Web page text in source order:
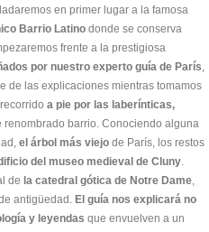
en primer lugar a la famosa
Barrio Latino donde se conserva
frente a la prestigiosa
por nuestro experto guía de París,
de las explicaciones mientras tomamos
a pie por las laberínticas,
renombrado barrio. Conociendo alguna
el árbol más viejo de París, los restos
del museo medieval de Cluny.
de la catedral gótica de Notre Dame,
antigüedad. El guía nos explicará no
y leyendas que envuelven a un